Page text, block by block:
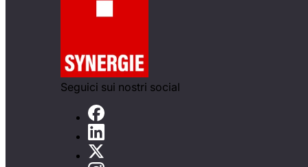
Seguici sui nostri social